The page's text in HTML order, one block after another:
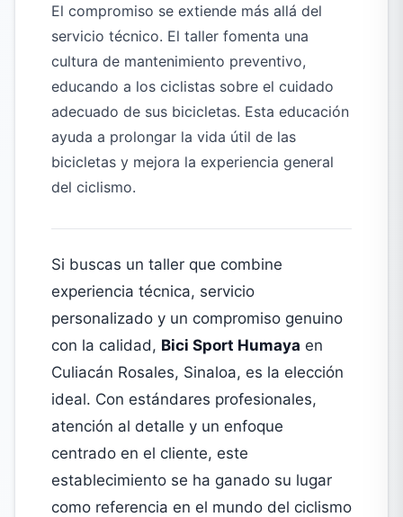
El compromiso se extiende más allá del
servicio técnico. El taller fomenta una
cultura de mantenimiento preventivo,
educando a los ciclistas sobre el cuidado
adecuado de sus bicicletas. Esta educación
ayuda a prolongar la vida útil de las
bicicletas y mejora la experiencia general
del ciclismo.
Si buscas un taller que combine
experiencia técnica, servicio
personalizado y un compromiso genuino
con la calidad, Bici Sport Humaya en
Culiacán Rosales, Sinaloa, es la elección
ideal. Con estándares profesionales,
atención al detalle y un enfoque
centrado en el cliente, este
establecimiento se ha ganado su lugar
como referencia en el mundo del ciclismo